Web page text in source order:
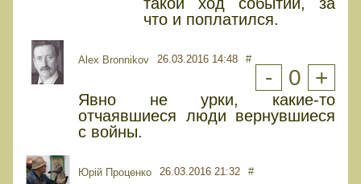
что и поплатился.
Alex Bronnikov 26.03.2016 14:48 #
- 0 +
Явно не урки, какие-то
отчаявшиеся люди вернувшиеся
с войны.
Юрiй Проценко 26.03.2016 21:32 #